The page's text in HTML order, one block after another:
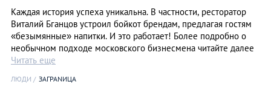
Каждая история успеха уникальна. В частности, ресторатор
Виталий Бганцов устроил бойкот брендам, предлагая гостям
«безымянные» напитки. И это работает! Более подробно о
необычном подходе московского бизнесмена читайте далее
Читать еще
ЛЮДИ ЗАГРАNИЦА